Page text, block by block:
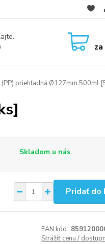
za
(PP) priehľadná Ø127mm 500ml
Skladom u nás
Pridať do
EAN kód:
Strážiť cenu /